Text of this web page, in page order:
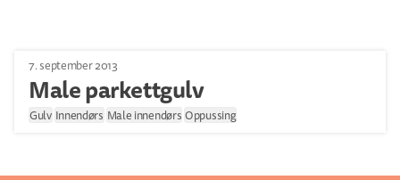
7. september 2013
Male parkettgulv
Gulv Innendørs Male innendørs Oppussing